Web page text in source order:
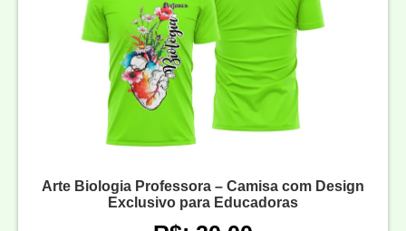
Arte Biologia Professora – Camisa com Design
Exclusivo para Educadoras